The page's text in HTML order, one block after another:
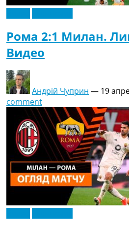
Рома 2:1 Милан.
Видео
Андрій Чуприн — 19
comment